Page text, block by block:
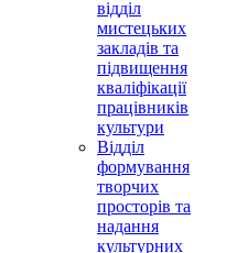
відділ
мистецьких
закладів та
підвищення
кваліфікації
працівників
культури
Відділ
формування
творчих
просторів та
надання
культурних